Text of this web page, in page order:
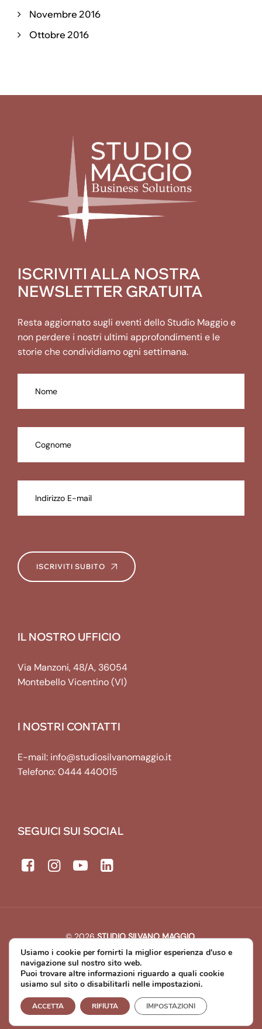
Novembre 2016
Ottobre 2016
ISCRIVITI ALLA NOSTRA
NEWSLETTER GRATUITA
Resta aggiornato sugli eventi dello Studio Maggio e
non perdere i nostri ultimi approfondimenti e le
storie che condividiamo ogni settimana.
ISCRIVITI SUBITO
IL NOSTRO UFFICIO
Via Manzoni, 48/A, 36054
Montebello Vicentino (VI)
I NOSTRI CONTATTI
E-mail: info@studiosilvanomaggio.it
Telefono:0444 440015
SEGUICI SUI SOCIAL
© 2026STUDIO SILVANO MAGGIO.
All rights reserved. | P.IVA: 00643440241
Developed byMichael Web Designer & Developer
Usiamo i cookie per fornirti la miglior esperienza d'uso e
navigazione sul nostro sito web.
Puoi trovare altre informazioni riguardo a quali cookie
usiamo sul sito o disabilitarli nelle impostazioni.
ACCETTA RIFIUTA IMPOSTAZIONI